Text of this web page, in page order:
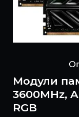
Модули
3600MHz,
RGB